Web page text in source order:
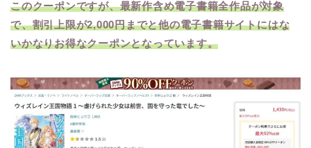
このクーポンですが、最新作含め電子書籍全作品が対象
で、割引上限が2,000円までと他の電子書籍サイトにはな
いかなりお得なクーポンとなっています。